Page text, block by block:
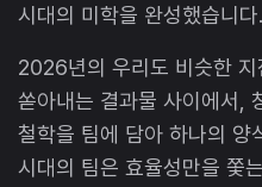
시대의 미학을 완성했습니다.
2026년의 우리도 비슷한
쏟아내는 결과물 사이에서,
철학을 팀에 담아 하나의 양
시대의 팀은 효율성만을 쫓